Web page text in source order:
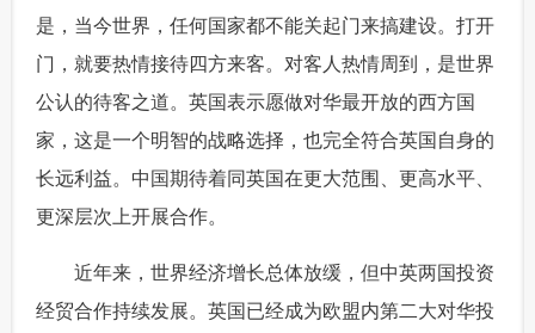
是，当今世界，任何国家都不能关起门来搞建设。打开
门，就要热情接待四方来客。对客人热情周到，是世界
公认的待客之道。英国表示愿做对华最开放的西方国
家，这是一个明智的战略选择，也完全符合英国自身的
长远利益。中国期待着同英国在更大范围、更高水平、
更深层次上开展合作。
近年来，世界经济增长总体放缓，但中英两国投资
经贸合作持续发展。英国已经成为欧盟内第二大对华投